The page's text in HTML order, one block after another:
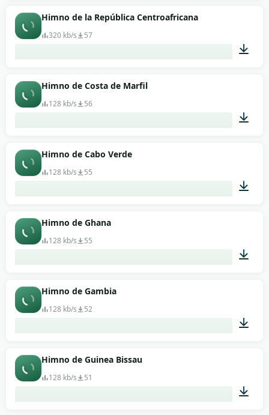
Himno de la República Centroafricana
320 kb/s 57
Himno de Costa de Marfil
128 kb/s 56
Himno de Cabo Verde
128 kb/s 55
Himno de Ghana
128 kb/s 55
Himno de Gambia
128 kb/s 52
Himno de Guinea Bissau
128 kb/s 51